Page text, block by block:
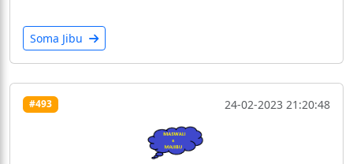
Soma Jibu
#493 24-02-2023 21:20:48